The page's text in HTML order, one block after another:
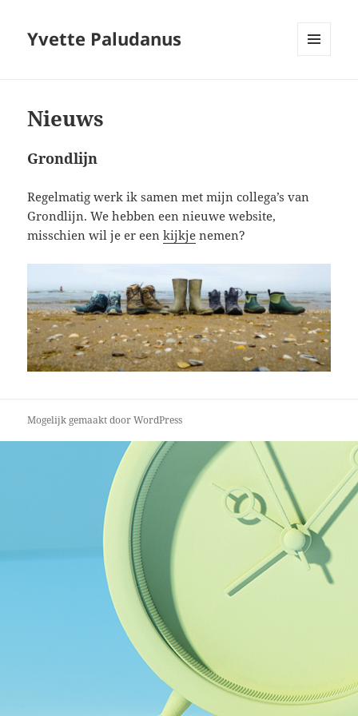
Yvette Paludanus
Nieuws
Grondlijn
Regelmatig werk ik samen met mijn collega’s van
Grondlijn. We hebben een nieuwe website,
misschien wil je er eenkijkje nemen?
Mogelijk gemaakt door WordPress